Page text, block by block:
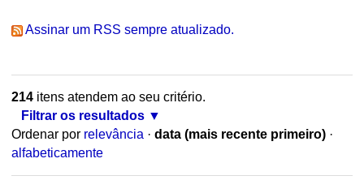
Assinar um RSS sempre atualizado.
214itens atendem ao seu critério.
Filtrar os resultados
Ordenar por relevância · data (mais recente primeiro) ·
alfabeticamente